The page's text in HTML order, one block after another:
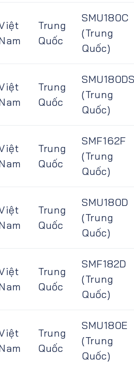
Trung
Quốc
SMU180C
(Trung
Quốc)
Trung
Quốc
SMU180DS
(Trung
Quốc)
Trung
Quốc
SMF162F
(Trung
Quốc)
Trung
Quốc
SMU180D
(Trung
Quốc)
Trung
Quốc
SMF182D
(Trung
Quốc)
Trung
Quốc
SMU180E
(Trung
Quốc)